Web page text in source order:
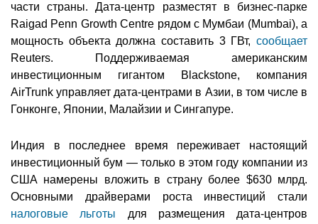
части страны. Дата-центр разместят в бизнес-парке
Raigad Penn Growth Centre рядом с Мумбаи (Mumbai), а
мощность объекта должна составить 3 ГВт, сообщает
Reuters. Поддерживаемая американским
инвестиционным гигантом Blackstone, компания
AirTrunk управляет дата-центрами в Азии, в том числе в
Гонконге, Японии, Малайзии и Сингапуре.
Индия в последнее время переживает настоящий
инвестиционный бум — только в этом году компании из
США намерены вложить в страну более $630 млрд.
Основными драйверами роста инвестиций стали
налоговые льготы для размещения дата-центров